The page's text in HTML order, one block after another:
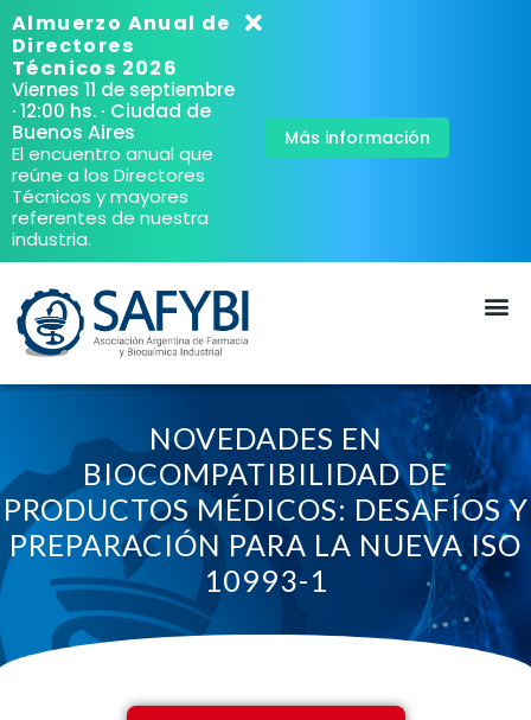
Almuerzo Anual de
Directores
Técnicos 2026
Viernes 11 de septiembre
· 12:00 hs. · Ciudad de
Buenos Aires
El encuentro anual que
reúne a los Directores
Técnicos y mayores
referentes de nuestra
industria.
Más información
NOVEDADES EN
BIOCOMPATIBILIDAD DE
PRODUCTOS MÉDICOS: DESAFÍOS Y
PREPARACIÓN PARA LA NUEVA ISO
10993-1